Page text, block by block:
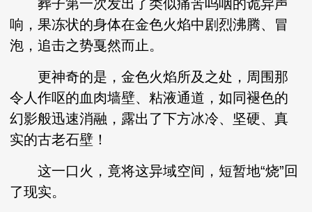
葬子第一次发出了类似痛苦呜咽的诡异声
响，果冻状的身体在金色火焰中剧烈沸腾、冒
泡，追击之势戛然而止。
更神奇的是，金色火焰所及之处，周围那
令人作呕的血肉墙壁、粘液通道，如同褪色的
幻影般迅速消融，露出了下方冰冷、坚硬、真
实的古老石壁！
这一口火，竟将这异域空间，短暂地“烧”回
了现实。